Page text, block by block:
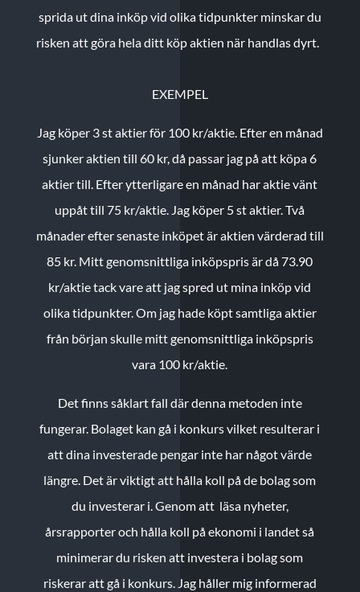
sprida ut dina inköp vid olika tidpunkter minskar du
risken att göra hela ditt köp aktien när handlas dyrt.
EXEMPEL
Jag köper 3 st aktier för 100 kr/aktie. Efter en månad
sjunker aktien till 60 kr, då passar jag på att köpa 6
aktier till. Efter ytterligare en månad har aktie vänt
uppåt till 75 kr/aktie. Jag köper 5 st aktier.Två
månader efter senaste inköpet är aktien värderad till
85 kr. Mitt genomsnittliga inköpspris är då 73.90
kr/aktie tack vare att jag spred ut mina inköp vid
olika tidpunkter. Om jag hade köpt samtliga aktier
från början skulle mitt genomsnittliga inköpspris
vara 100 kr/aktie.
Det finns såklart fall där denna metoden inte
fungerar. Bolaget kan gå i konkurs vilket resulterar i
att dina investerade pengar inte har något värde
längre. Det är viktigt att hålla koll på de bolag som
du investerar i. Genom att läsa nyheter,
årsrapporter och hålla koll på ekonomi i landet så
minimerar du risken att investera i bolag som
riskerar att gå i konkurs. Jag håller mig informerad